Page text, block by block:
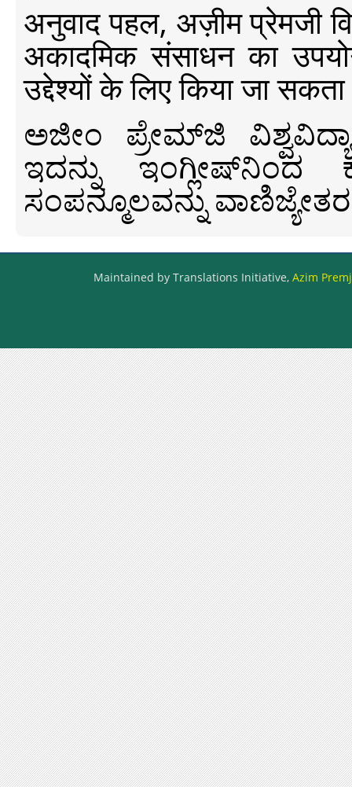
अनुवाद पहल, अज़ीम प्रेमजी
अकादमिक संसाधन का
उद्देश्यों के लिए किया जा
ಅಜೀಂ ಪ್ರೇಮ್‍ಜಿ
ಇದನ್ನು ಇಂಗ್ಲೀಷ್‍ನಿಂದ
ಸಂಪನ್ಮೂಲವನ್ನು
Maintained by Translations Initiative, Azim